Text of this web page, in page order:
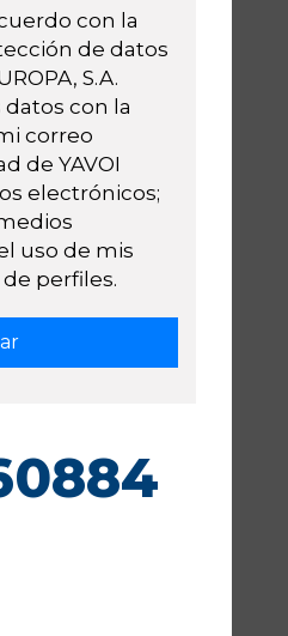
con la
de datos
S.A.
con la
correo
de YAVOI
electrónicos;
uso de mis
perfiles.